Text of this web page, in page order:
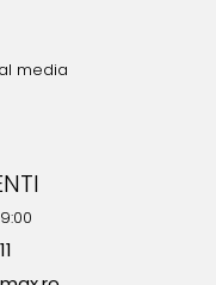
media